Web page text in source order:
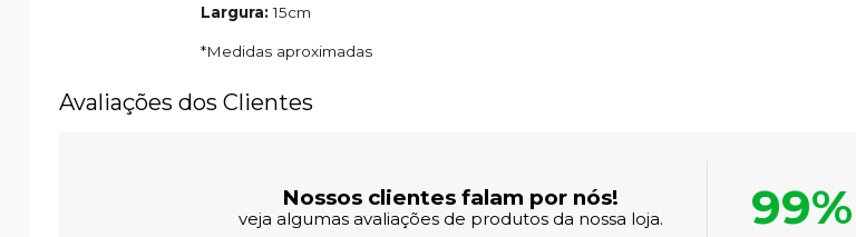
Largura:15cm
*Medidas aproximadas
Avaliações dos Clientes
Nossos clientes falam por nós!
veja algumas avaliações de produtos da nossa loja. 99%